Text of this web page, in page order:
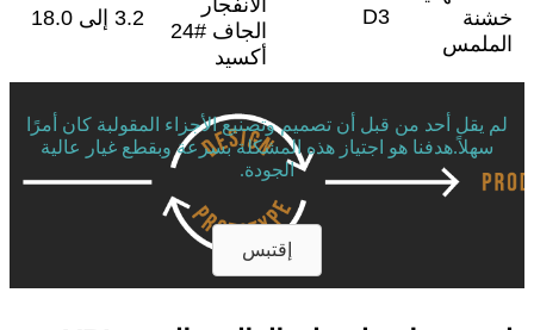
خشنة
الملمس
D3
الانفجار
الجاف #24
أكسيد
3.2 إلى 18.0
لم يقل أحد من قبل أن تصميم وتصنيع الأجزاء المقولبة كان أمرًا
سهلاً.هدفنا هو اجتياز هذه المشكلة بسرعة وبقطع غيار عالية
الجودة.
إقتبس